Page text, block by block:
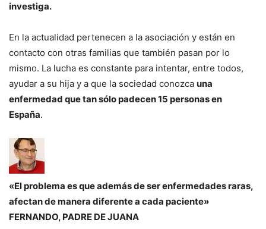
investiga.
En la actualidad pertenecen a la asociación y están en
contacto con otras familias que también pasan por lo
mismo. La lucha es constante para intentar, entre todos,
ayudar a su hija y a que la sociedad conozca una
enfermedad que tan sólo padecen 15 personas en
España.
«El problema es que además de ser enfermedades raras,
afectan de manera diferente a cada paciente»
FERNANDO, PADRE DE JUANA